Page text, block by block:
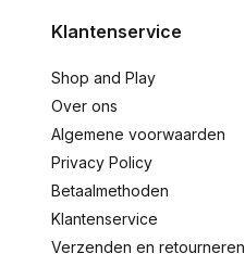
Klantenservice
Shop and Play
Over ons
Algemene voorwaarden
Privacy Policy
Betaalmethoden
Klantenservice
Verzenden en retourneren